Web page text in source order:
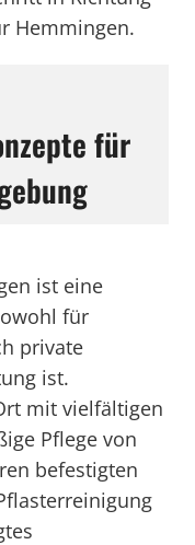
Hemmingen.
für
ist eine
für
private
ist.
mit vielfältigen
Pflege von
befestigten